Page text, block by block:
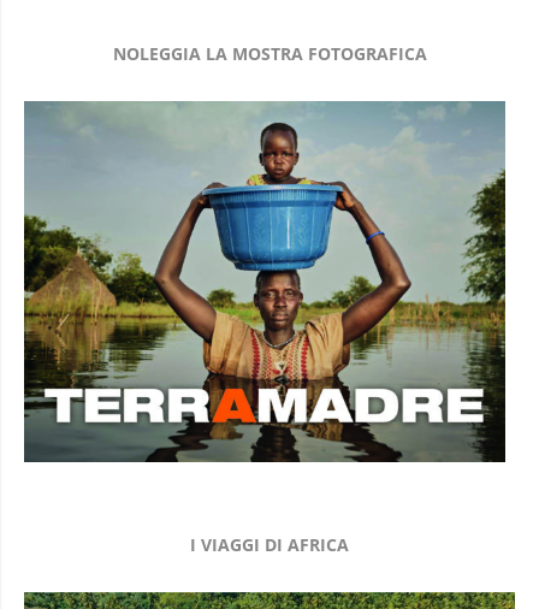
NOLEGGIA LA MOSTRA FOTOGRAFICA
I VIAGGI DI AFRICA